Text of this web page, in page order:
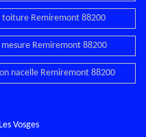
Remiremont 88200
Remiremont 88200
nacelle Remiremont 88200
Vosges